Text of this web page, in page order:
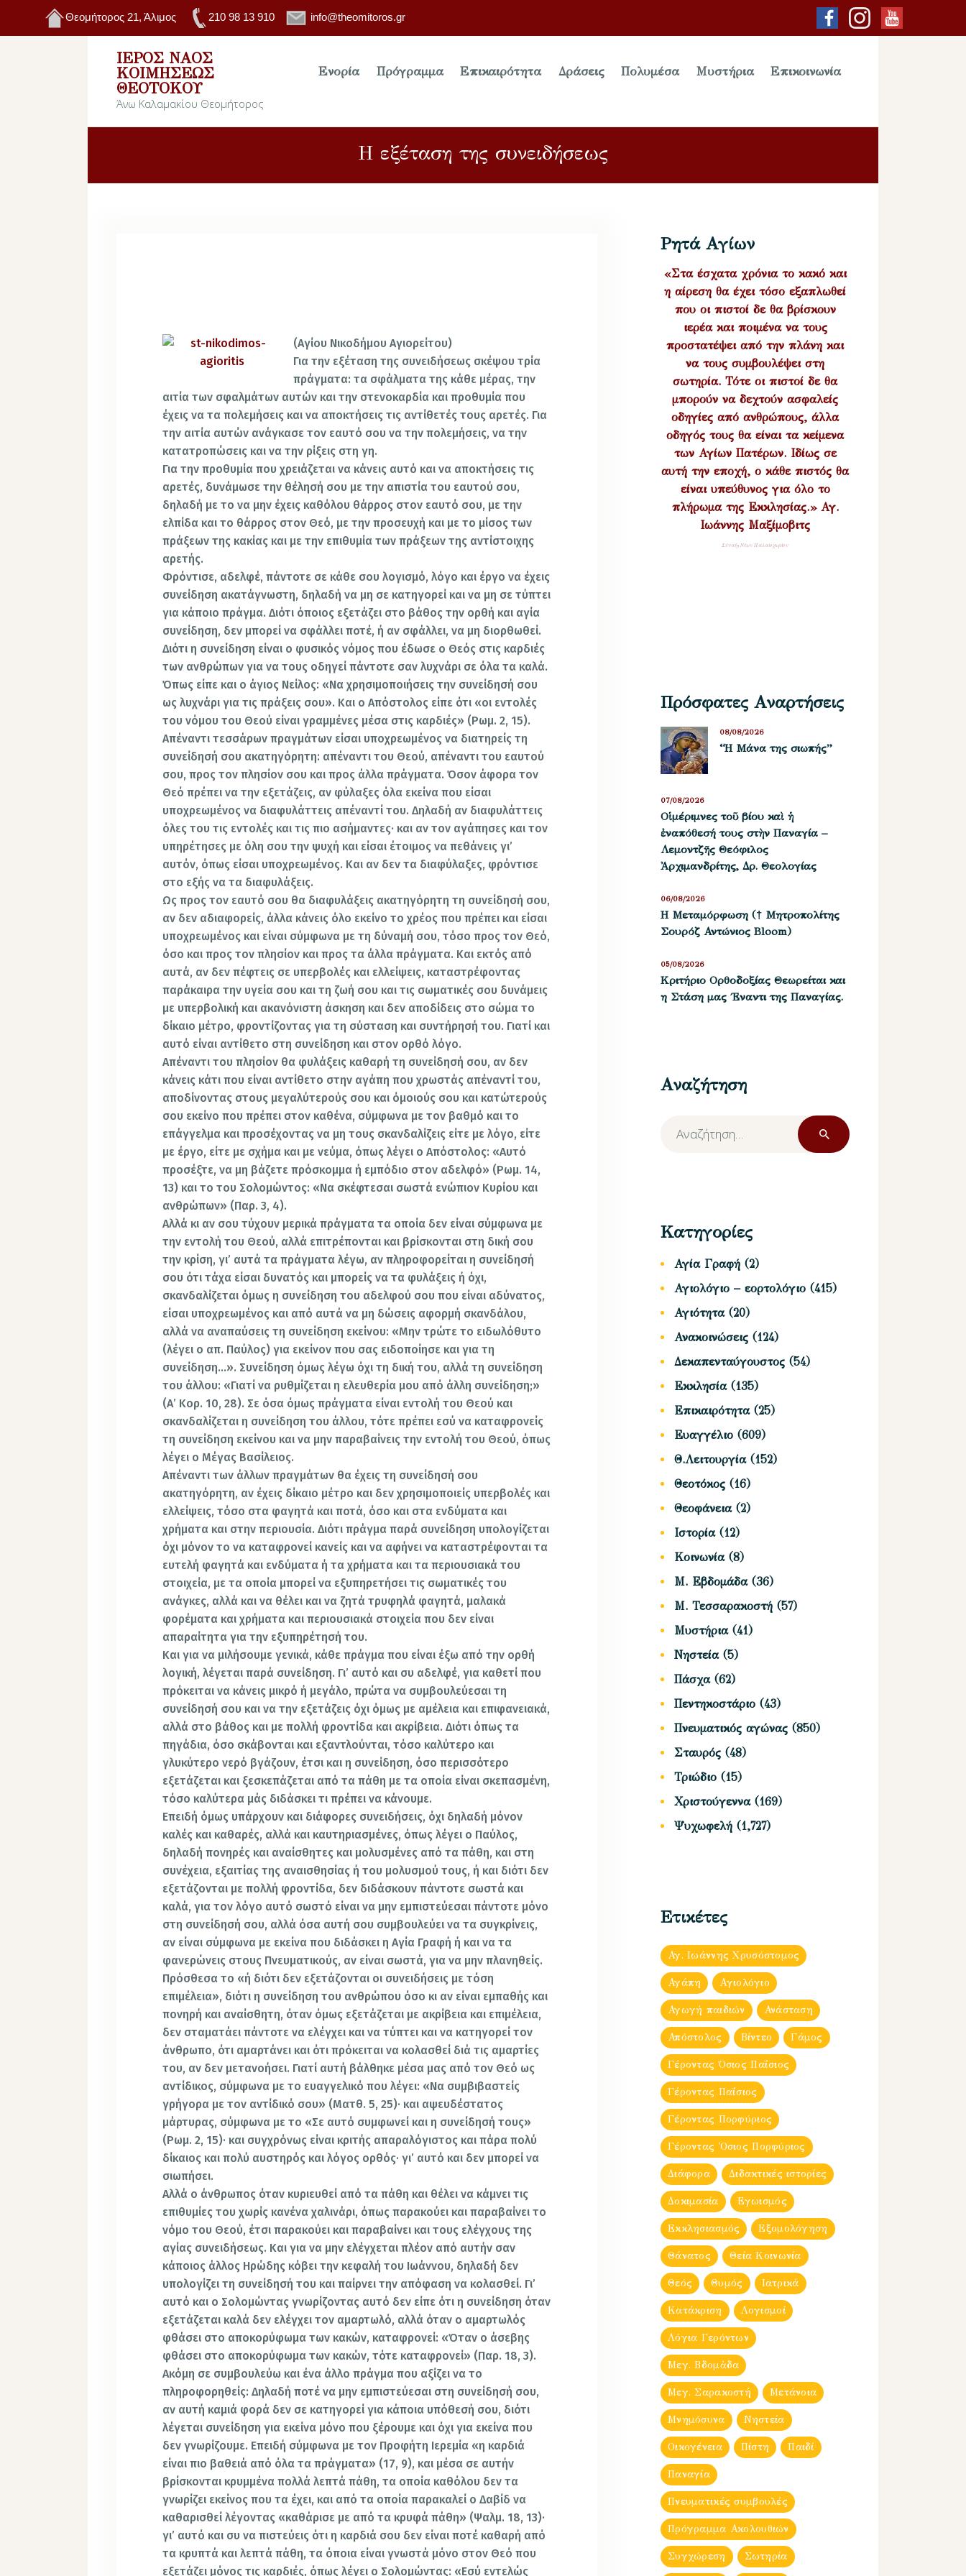
Θεομήτορος 21, Άλιμος 210 98 13 910 info@theomitoros.gr
ΙΕΡΌΣ ΝΑΌΣ
ΚΟΙΜΉΣΕΩΣ
ΘΕΟΤΌΚΟΥ
Άνω Καλαμακίου Θεομήτορος
Ενορία Πρόγραμμα Επικαιρότητα Δράσεις Πολυμέσα Μυστήρια Επικοινωνία
Η εξέταση της συνειδήσεως
(Αγίου Νικοδήμου Αγιορείτου)
Για την εξέταση της συνειδήσεως σκέψου τρία
πράγματα: τα σφάλματα της κάθε μέρας, την
αιτία των σφαλμάτων αυτών και την στενοκαρδία και προθυμία που
έχεις να τα πολεμήσεις και να αποκτήσεις τις αντίθετές τους αρετές. Για
την αιτία αυτών ανάγκασε τον εαυτό σου να την πολεμήσεις, να την
κατατροπώσεις και να την ρίξεις στη γη.
Για την προθυμία που χρειάζεται να κάνεις αυτό και να αποκτήσεις τις
αρετές, δυνάμωσε την θέλησή σου με την απιστία του εαυτού σου,
δηλαδή με το να μην έχεις καθόλου θάρρος στον εαυτό σου, με την
ελπίδα και το θάρρος στον Θεό, με την προσευχή και με το μίσος των
πράξεων της κακίας και με την επιθυμία των πράξεων της αντίστοιχης
αρετής.
Φρόντισε, αδελφέ, πάντοτε σε κάθε σου λογισμό, λόγο και έργο να έχεις
συνείδηση ακατάγνωστη, δηλαδή να μη σε κατηγορεί και να μη σε τύπτει
για κάποιο πράγμα. Διότι όποιος εξετάζει στο βάθος την ορθή και αγία
συνείδηση, δεν μπορεί να σφάλλει ποτέ, ή αν σφάλλει, να μη διορθωθεί.
Διότι η συνείδηση είναι ο φυσικός νόμος που έδωσε ο Θεός στις καρδιές
των ανθρώπων για να τους οδηγεί πάντοτε σαν λυχνάρι σε όλα τα καλά.
Όπως είπε και ο άγιος Νείλος: «Να χρησιμοποιήσεις την συνείδησή σου
ως λυχνάρι για τις πράξεις σου». Και ο Απόστολος είπε ότι «οι εντολές
του νόμου του Θεού είναι γραμμένες μέσα στις καρδιές» (Ρωμ. 2, 15).
Απέναντι τεσσάρων πραγμάτων είσαι υποχρεωμένος να διατηρείς τη
συνείδησή σου ακατηγόρητη: απέναντι του Θεού, απέναντι του εαυτού
σου, προς τον πλησίον σου και προς άλλα πράγματα. Όσον άφορα τον
Θεό πρέπει να την εξετάζεις, αν φύλαξες όλα εκείνα που είσαι
υποχρεωμένος να διαφυλάττεις απέναντί του. Δηλαδή αν διαφυλάττεις
όλες του τις εντολές και τις πιο ασήμαντες· και αν τον αγάπησες και τον
υπηρέτησες με όλη σου την ψυχή και είσαι έτοιμος να πεθάνεις γι’
αυτόν, όπως είσαι υποχρεωμένος. Και αν δεν τα διαφύλαξες, φρόντισε
στο εξής να τα διαφυλάξεις.
Ως προς τον εαυτό σου θα διαφυλάξεις ακατηγόρητη τη συνείδησή σου,
αν δεν αδιαφορείς, άλλα κάνεις όλο εκείνο το χρέος που πρέπει και είσαι
υποχρεωμένος και είναι σύμφωνα με τη δύναμή σου, τόσο προς τον Θεό,
όσο και προς τον πλησίον και προς τα άλλα πράγματα. Και εκτός από
αυτά, αν δεν πέφτεις σε υπερβολές και ελλείψεις, καταστρέφοντας
παράκαιρα την υγεία σου και τη ζωή σου και τις σωματικές σου δυνάμεις
με υπερβολική και ακανόνιστη άσκηση και δεν αποδίδεις στο σώμα το
δίκαιο μέτρο, φροντίζοντας για τη σύσταση και συντήρησή του. Γιατί και
αυτό είναι αντίθετο στη συνείδηση και στον ορθό λόγο.
Απέναντι του πλησίον θα φυλάξεις καθαρή τη συνείδησή σου, αν δεν
κάνεις κάτι που είναι αντίθετο στην αγάπη που χρωστάς απέναντί του,
αποδίνοντας στους μεγαλύτερούς σου και όμοιούς σου και κατώτερούς
σου εκείνο που πρέπει στον καθένα, σύμφωνα με τον βαθμό και το
επάγγελμα και προσέχοντας να μη τους σκανδαλίζεις είτε με λόγο, είτε
με έργο, είτε με σχήμα και με νεύμα, όπως λέγει ο Απόστολος: «Αυτό
προσέξτε, να μη βάζετε πρόσκομμα ή εμπόδιο στον αδελφό» (Ρωμ. 14,
13) και το του Σολομώντος: «Να σκέφτεσαι σωστά ενώπιον Κυρίου και
ανθρώπων» (Παρ. 3, 4).
Αλλά κι αν σου τύχουν μερικά πράγματα τα οποία δεν είναι σύμφωνα με
την εντολή του Θεού, αλλά επιτρέπονται και βρίσκονται στη δική σου
την κρίση, γι’ αυτά τα πράγματα λέγω, αν πληροφορείται η συνείδησή
σου ότι τάχα είσαι δυνατός και μπορείς να τα φυλάξεις ή όχι,
σκανδαλίζεται όμως η συνείδηση του αδελφού σου που είναι αδύνατος,
είσαι υποχρεωμένος και από αυτά να μη δώσεις αφορμή σκανδάλου,
αλλά να αναπαύσεις τη συνείδηση εκείνου: «Μην τρώτε το ειδωλόθυτο
(λέγει ο απ. Παύλος) για εκείνον που σας ειδοποίησε και για τη
συνείδηση…». Συνείδηση όμως λέγω όχι τη δική του, αλλά τη συνείδηση
του άλλου: «Γιατί να ρυθμίζεται η ελευθερία μου από άλλη συνείδηση;»
(Α’ Κορ. 10, 28). Σε όσα όμως πράγματα είναι εντολή του Θεού και
σκανδαλίζεται η συνείδηση του άλλου, τότε πρέπει εσύ να καταφρονείς
τη συνείδηση εκείνου και να μην παραβαίνεις την εντολή του Θεού, όπως
λέγει ο Μέγας Βασίλειος.
Απέναντι των άλλων πραγμάτων θα έχεις τη συνείδησή σου
ακατηγόρητη, αν έχεις δίκαιο μέτρο και δεν χρησιμοποιείς υπερβολές και
ελλείψεις, τόσο στα φαγητά και ποτά, όσο και στα ενδύματα και
χρήματα και στην περιουσία. Διότι πράγμα παρά συνείδηση υπολογίζεται
όχι μόνον το να καταφρονεί κανείς και να αφήνει να καταστρέφονται τα
ευτελή φαγητά και ενδύματα ή τα χρήματα και τα περιουσιακά του
στοιχεία, με τα οποία μπορεί να εξυπηρετήσει τις σωματικές του
ανάγκες, αλλά και να θέλει και να ζητά τρυφηλά φαγητά, μαλακά
φορέματα και χρήματα και περιουσιακά στοιχεία που δεν είναι
απαραίτητα για την εξυπηρέτησή του.
Και για να μιλήσουμε γενικά, κάθε πράγμα που είναι έξω από την ορθή
λογική, λέγεται παρά συνείδηση. Γι’ αυτό και συ αδελφέ, για καθετί που
πρόκειται να κάνεις μικρό ή μεγάλο, πρώτα να συμβουλεύεσαι τη
συνείδησή σου και να την εξετάζεις όχι όμως με αμέλεια και επιφανειακά,
αλλά στο βάθος και με πολλή φροντίδα και ακρίβεια. Διότι όπως τα
πηγάδια, όσο σκάβονται και εξαντλούνται, τόσο καλύτερο και
γλυκύτερο νερό βγάζουν, έτσι και η συνείδηση, όσο περισσότερο
εξετάζεται και ξεσκεπάζεται από τα πάθη με τα οποία είναι σκεπασμένη,
τόσο καλύτερα μάς διδάσκει τι πρέπει να κάνουμε.
Επειδή όμως υπάρχουν και διάφορες συνειδήσεις, όχι δηλαδή μόνον
καλές και καθαρές, αλλά και καυτηριασμένες, όπως λέγει ο Παύλος,
δηλαδή πονηρές και αναίσθητες και μολυσμένες από τα πάθη, και στη
συνέχεια, εξαιτίας της αναισθησίας ή του μολυσμού τους, ή και διότι δεν
εξετάζονται με πολλή φροντίδα, δεν διδάσκουν πάντοτε σωστά και
καλά, για τον λόγο αυτό σωστό είναι να μην εμπιστεύεσαι πάντοτε μόνο
στη συνείδησή σου, αλλά όσα αυτή σου συμβουλεύει να τα συγκρίνεις,
αν είναι σύμφωνα με εκείνα που διδάσκει η Αγία Γραφή ή και να τα
φανερώνεις στους Πνευματικούς, αν είναι σωστά, για να μην πλανηθείς.
Πρόσθεσα το «ή διότι δεν εξετάζονται οι συνειδήσεις με τόση
επιμέλεια», διότι η συνείδηση του ανθρώπου όσο κι αν είναι εμπαθής και
πονηρή και αναίσθητη, όταν όμως εξετάζεται με ακρίβεια και επιμέλεια,
δεν σταματάει πάντοτε να ελέγχει και να τύπτει και να κατηγορεί τον
άνθρωπο, ότι αμαρτάνει και ότι πρόκειται να κολασθεί διά τις αμαρτίες
του, αν δεν μετανοήσει. Γιατί αυτή βάλθηκε μέσα μας από τον Θεό ως
αντίδικος, σύμφωνα με το ευαγγελικό που λέγει: «Να συμβιβαστείς
γρήγορα με τον αντίδικό σου» (Ματθ. 5, 25)· και αψευδέστατος
μάρτυρας, σύμφωνα με το «Σε αυτό συμφωνεί και η συνείδησή τους»
(Ρωμ. 2, 15)· και συγχρόνως είναι κριτής απαραλόγιστος και πάρα πολύ
δίκαιος και πολύ αυστηρός και λόγος ορθός· γι’ αυτό και δεν μπορεί να
σιωπήσει.
Αλλά ο άνθρωπος όταν κυριευθεί από τα πάθη και θέλει να κάμνει τις
επιθυμίες του χωρίς κανένα χαλινάρι, όπως παρακούει και παραβαίνει το
νόμο του Θεού, έτσι παρακούει και παραβαίνει και τους ελέγχους της
αγίας συνειδήσεως. Και για να μην ελέγχεται πλέον από αυτήν σαν
κάποιος άλλος Ηρώδης κόβει την κεφαλή του Ιωάννου, δηλαδή δεν
υπολογίζει τη συνείδησή του και παίρνει την απόφαση να κολασθεί. Γι’
αυτό και ο Σολομώντας γνωρίζοντας αυτό δεν είπε ότι η συνείδηση όταν
εξετάζεται καλά δεν ελέγχει τον αμαρτωλό, αλλά όταν ο αμαρτωλός
φθάσει στο αποκορύφωμα των κακών, καταφρονεί: «Όταν ο άσεβης
φθάσει στο αποκορύφωμα των κακών, τότε καταφρονεί» (Παρ. 18, 3).
Ακόμη σε συμβουλεύω και ένα άλλο πράγμα που αξίζει να το
πληροφορηθείς: Δηλαδή ποτέ να μην εμπιστεύεσαι στη συνείδησή σου,
αν αυτή καμιά φορά δεν σε κατηγορεί για κάποια υπόθεσή σου, διότι
λέγεται συνείδηση για εκείνα μόνο που ξέρουμε και όχι για εκείνα που
δεν γνωρίζουμε. Επειδή σύμφωνα με τον Προφήτη Ιερεμία «η καρδιά
είναι πιο βαθειά από όλα τα πράγματα» (17, 9), και μέσα σε αυτήν
βρίσκονται κρυμμένα πολλά λεπτά πάθη, τα οποία καθόλου δεν τα
γνωρίζει εκείνος που τα έχει, και από τα οποία παρακαλεί ο Δαβίδ να
καθαρισθεί λέγοντας «καθάρισε με από τα κρυφά πάθη» (Ψαλμ. 18, 13)·
γι’ αυτό και συ να πιστεύεις ότι η καρδιά σου δεν είναι ποτέ καθαρή από
τα κρυπτά και λεπτά πάθη, τα όποια είναι γνωστά μόνο στον Θεό που
εξετάζει μόνος τις καρδιές, όπως λέγει ο Σολομώντας: «Εσύ εντελώς
Ρητά Αγίων
«Στα έσχατα χρόνια το κακό και
η αίρεση θα έχει τόσο εξαπλωθεί
που οι πιστοί δε θα βρίσκουν
ιερέα και ποιμένα να τους
προστατέψει από την πλάνη και
να τους συμβουλέψει στη
σωτηρία. Τότε οι πιστοί δε θα
μπορούν να δεχτούν ασφαλείς
οδηγίες από ανθρώπους, άλλα
οδηγός τους θα είναι τα κείμενα
των Αγίων Πατέρων. Ιδίως σε
αυτή την εποχή, ο κάθε πιστός θα
είναι υπεύθυνος για όλο το
πλήρωμα της Εκκλησίας.» Αγ.
Ιωάννης Μαξίμοβιτς
Σύναξη Νέων Παλαιοχωρίου
Πρόσφατες Αναρτήσεις
“Η Μάνα της σιωπής”
08/08/2026
Οἱ μέριμνες τοῦ βίου καὶ ἡ
ἐναπόθεσή τους στὴν Παναγία –
Λεμοντζῆς Θεόφιλος
Ἀρχιμανδρίτης, Δρ. Θεολογίας
07/08/2026
Η Μεταμόρφωση († Μητροπολίτης
Σουρόζ Αντώνιος Bloom)
06/08/2026
Kριτήριο Oρθοδοξίας Θεωρείται και
η Στάση μας ΄Εναντι της Παναγίας.
05/08/2026
Αναζήτηση
Αναζήτηση
για:
Κατηγορίες
Αγία Γραφή (2)
Αγιολόγιο – εορτολόγιο (415)
Αγιότητα(20)
Ανακοινώσεις (124)
Δεκαπενταύγουστος (54)
Εκκλησία(135)
Επικαιρότητα(25)
Ευαγγέλιο (609)
Θ.Λειτουργία(152)
Θεοτόκος (16)
Θεοφάνεια(2)
Ιστορία(12)
Κοινωνία(8)
Μ. Εβδομάδα(36)
Μ. Τεσσαρακοστή (57)
Μυστήρια(41)
Νηστεία(5)
Πάσχα(62)
Πεντηκοστάριο (43)
Πνευματικός αγώνας (850)
Σταυρός (48)
Τριώδιο (15)
Χριστούγεννα(169)
Ψυχωφελή (1,727)
Ετικέτες
Αγ. Ιωάννης Χρυσόστομος
Αγάπη Αγιολόγιο
Αγωγή παιδιών Ανάσταση
Απόστολος Βίντεο Γάμος
Γέροντας Όσιος Παΐσιος
Γέροντας Παΐσιος
Γέροντας Πορφύριος
Γέροντας Ὀσιος Πορφύριος
Διάφορα Διδακτικές ιστορίες
Δοκιμασία Εγωισμός
Εκκλησιασμός Εξομολόγηση
Θάνατος Θεία Κοινωνία
Θεός Θυμός Ιατρικά
Κατάκριση Λογισμοί
Λόγια Γερόντων
Μεγ. Βδομἀδα
Μεγ. Σαρακοστή Μετάνοια
Μνημόσυνα Νηστεία
Οικογένεια Πίστη Παιδί
Παναγία
Πνευματικές συμβουλές
Πρόγραμμα Ακολουθιών
Συγχώρεση Σωτηρία